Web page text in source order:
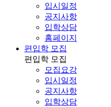
입시일정
공지사항
입학상담
홈페이지
편입학 모집
편입학 모집
모집요강
입시일정
공지사항
입학상담